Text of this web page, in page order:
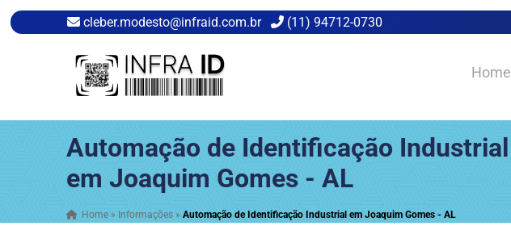
cleber.modesto@infraid.com.br (11) 94712-0730
Home
Automação de Identificação Industrial
em Joaquim Gomes - AL
Home » Informações »Automação de Identificação Industrial em Joaquim Gomes - AL